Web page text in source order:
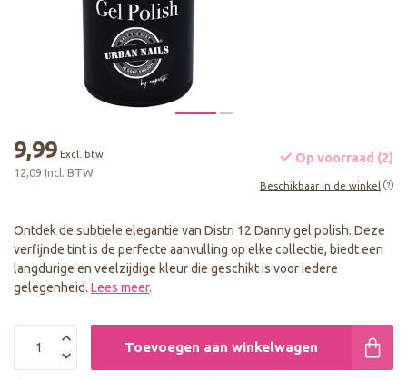
9,99 Excl. btw
12,09 Incl. BTW
Op voorraad (2)
Beschikbaar in de winkel
Ontdek de subtiele elegantie van Distri 12 Danny gel polish. Deze
verfijnde tint is de perfecte aanvulling op elke collectie, biedt een
langdurige en veelzijdige kleur die geschikt is voor iedere
gelegenheid. Lees meer.
Toevoegen aan winkelwagen